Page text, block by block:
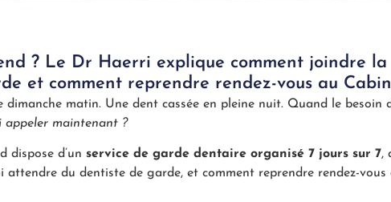
? Le Dr Haerri explique comment joindre
et comment reprendre rendez-vous au
matin. Une dent cassée en pleine nuit. Quand le besoin
appeler maintenant ?
dispose d’unservice de garde dentaire organisé 7 jours sur 7,
du dentiste de garde, et comment reprendre rendez-vous